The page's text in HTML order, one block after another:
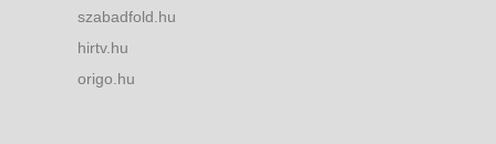
szabadfold.hu
hirtv.hu
origo.hu